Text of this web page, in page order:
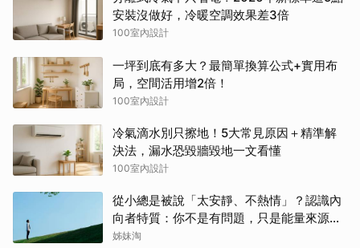
安裝沒做好，冷暖空調效果差3倍
100室內設計
一坪到底有多大？最簡單換算公式+實用布
局，空間活用增2倍！
100室內設計
冷氣滴水別只擦地！5大常見原因＋精準解
決法，漏水恐毀牆毀地一文看懂
100室內設計
從小總是被說「太安靜、不熱情」？認識內
向者特質：你不是有問題，只是能量來源不
同
姊妹淘